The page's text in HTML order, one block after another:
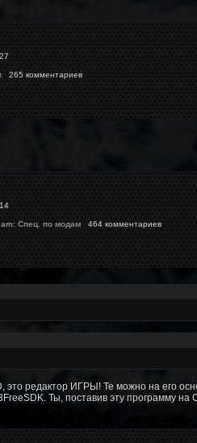
265 комментариев
Спец. по модам464 комментариев
это редактор ИГРЫ! Те можно на его
Ты, поставив эту программу на